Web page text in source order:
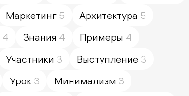
Маркетинг 5 Архитектура 5
4 Знания 4 Примеры 4
Участники 3 Выступление 3
Урок 3 Минимализм 3